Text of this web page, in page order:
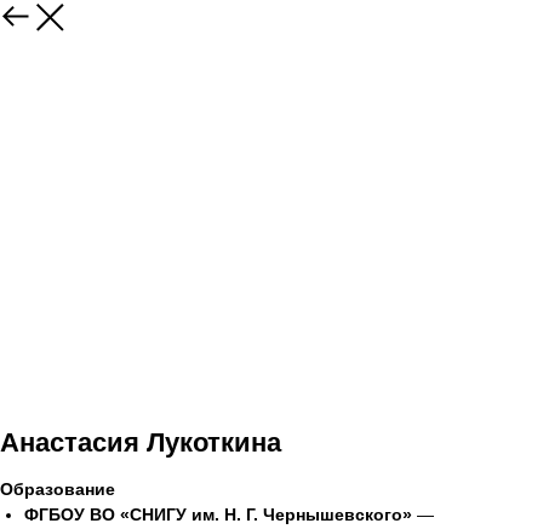
Анастасия Лукоткина
Образование
ФГБОУ ВО «СНИГУ им. Н. Г. Чернышевского» —